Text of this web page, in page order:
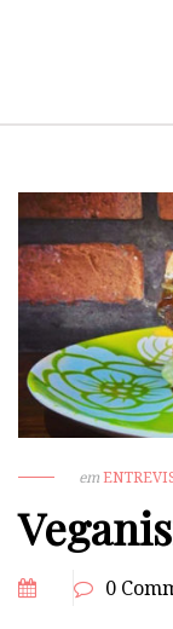
em
0